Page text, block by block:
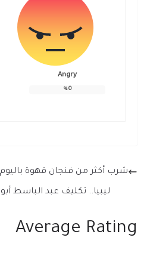
Angry
0
%
شرب أكثر من فنجان قهوة
ليبيا.. تكليف عبد الباسط
Average Rating